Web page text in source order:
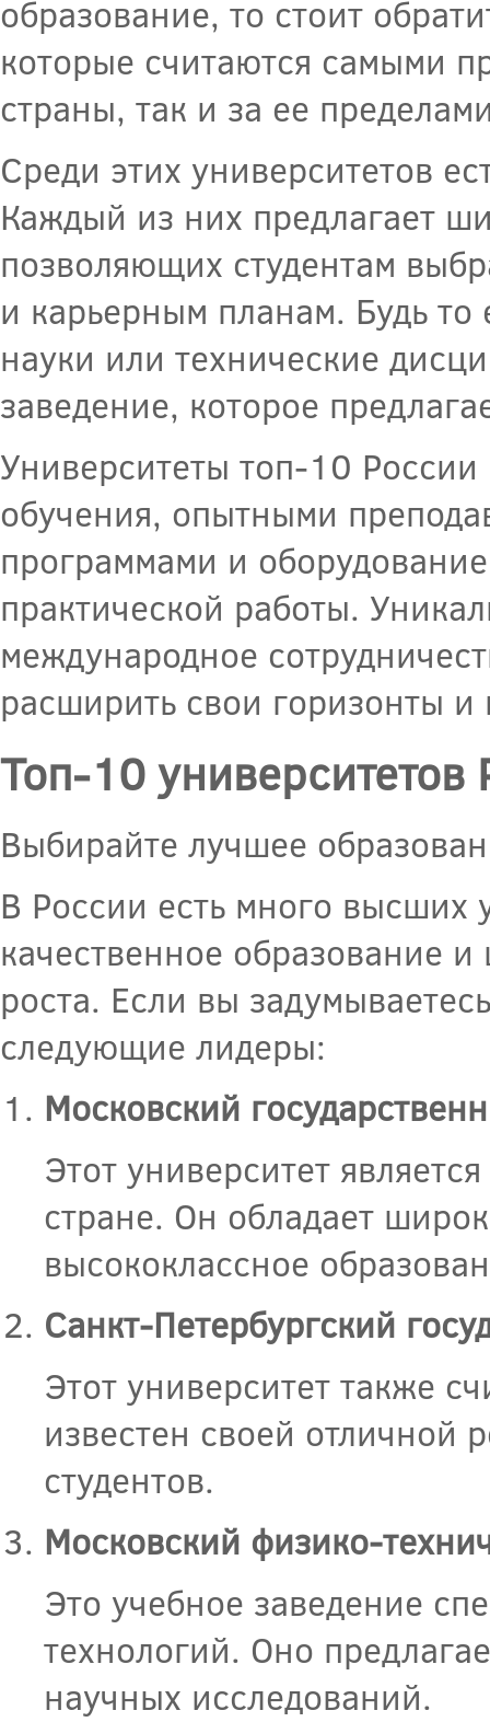
образование, то стоит
которые считаются самыми
страны, так и за ее
Среди этих университетов
Каждый из них предлагает
позволяющих студентам
и карьерным планам. Будь то
науки или технические
заведение, которое
Университеты топ-10
обучения, опытными
программами и
практической работы.
международное
расширить свои горизонты
Топ-10 университетов
Выбирайте лучшее
В России есть много
качественное образование
роста. Если вы
следующие лидеры:
Московский
Этот университет
стране. Он обладает
высококлассное
Санкт-Петербургский
Этот университет также
известен своей отличной
студентов.
Московский физико-
Это учебное заведение
технологий. Оно
научных исследований.